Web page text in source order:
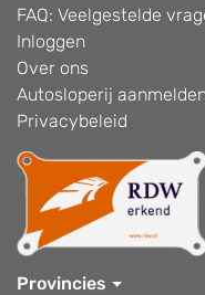
FAQ: Veelgestelde
Inloggen
Over ons
Autosloperij
Privacybeleid
Provincies